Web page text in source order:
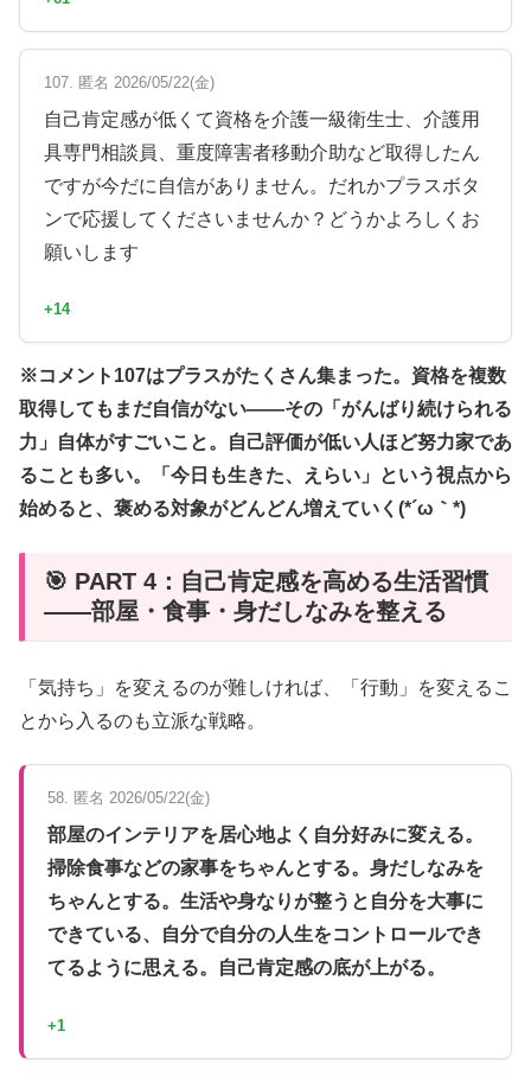
107. 匿名 2026/05/22(金)
自己肯定感が低くて資格を介護一級衛生士、介護用
具専門相談員、重度障害者移動介助など取得したん
ですが今だに自信がありません。だれかプラスボタ
ンで応援してくださいませんか？どうかよろしくお
願いします
+14
※コメント107はプラスがたくさん集まった。資格を複数
取得してもまだ自信がない——その「がんばり続けられる
力」自体がすごいこと。自己評価が低い人ほど努力家であ
ることも多い。「今日も生きた、えらい」という視点から
始めると、褒める対象がどんどん増えていく(*´ω｀*)
🎯 PART 4：自己肯定感を高める生活習慣
——部屋・食事・身だしなみを整える
「気持ち」を変えるのが難しければ、「行動」を変えるこ
とから入るのも立派な戦略。
58. 匿名 2026/05/22(金)
部屋のインテリアを居心地よく自分好みに変える。
掃除食事などの家事をちゃんとする。身だしなみを
ちゃんとする。生活や身なりが整うと自分を大事に
できている、自分で自分の人生をコントロールでき
てるように思える。自己肯定感の底が上がる。
+1